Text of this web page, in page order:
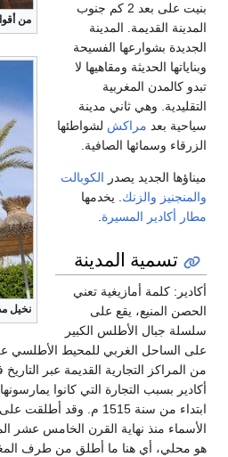
من
نخيل
بنيت على بعد 2 كم جنوب
المدينة القديمة. المدينة
الجديدة بشوارعها الفسيحة
وبناياتها الحديثة ومقاهيها لا
تبدو كالمدن المغربية
التقليدية. وهي ثاني مدينة
سياحية بعد مراكش لشواطئها
الزرقاء وسمائها الصافية.
ميناؤها الجديد يصدر الكوبالت
والمنجنيز والزنك . يخدمها
مطار أكادير المسيرة
تسمية المدينة
أكادير: كلمة أمازيغية تعني
الحصن المنيع، يقع على
سلسلة جبال الأطلس الكبير
من المراكز التجارية القديمة عبر
أكادير بسبب التجارة التي كانوا
ابتداء من سنة 1515 م.
الأسماء منذ نهاية القرن الخامس عشر
هو محلي، أي هنا ما أطلق من طرف